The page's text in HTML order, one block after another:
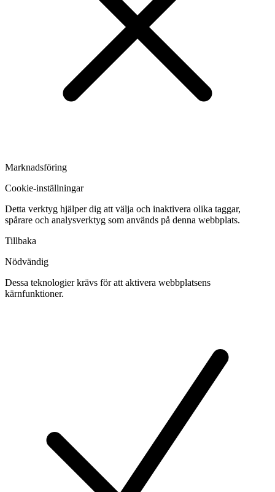
Marknadsföring
Cookie-inställningar
Detta verktyg hjälper dig att välja och inaktivera olika taggar,
spårare och analysverktyg som används på denna webbplats.
Tillbaka
Nödvändig
Dessa teknologier krävs för att aktivera webbplatsens
kärnfunktioner.